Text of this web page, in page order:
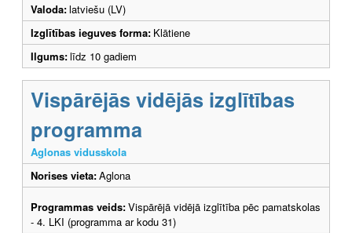
Valoda:latviešu (LV)
Izglītības ieguves forma: Klātiene
Ilgums:līdz 10 gadiem
Vispārējās vidējās izglītības
programma
Aglonas vidusskola
Norises vieta:Aglona
Programmas veids:Vispārējā vidējā izglītība pēc pamatskolas
- 4. LKI (programma ar kodu 31)